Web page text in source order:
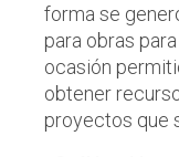
forma se
para obras
ocasión
obtener
proyectos que